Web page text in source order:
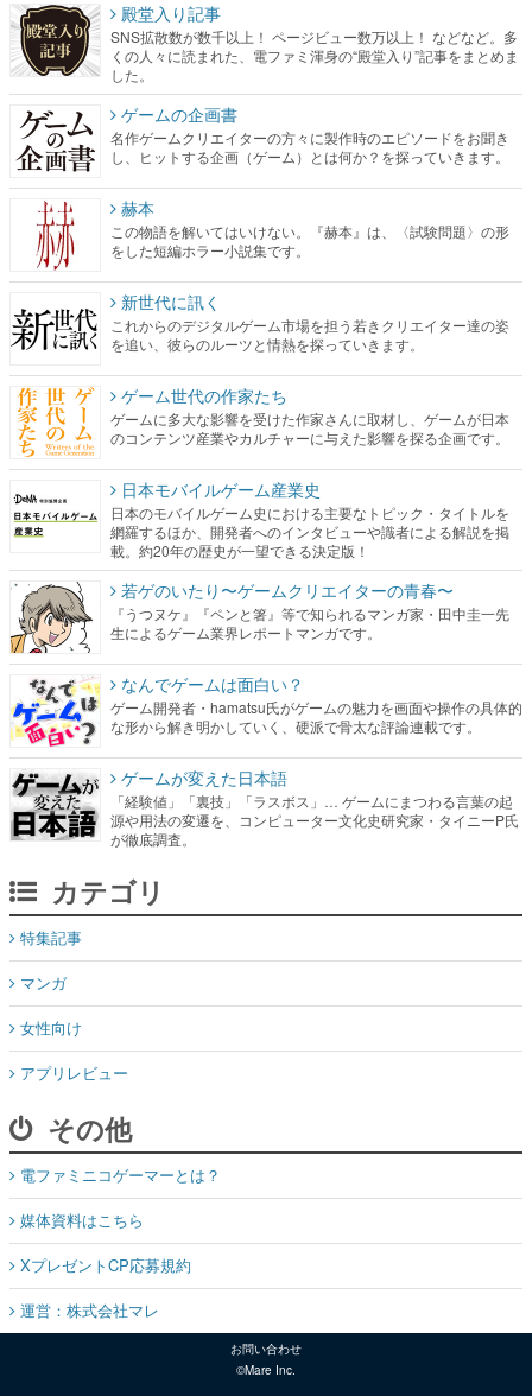
殿堂入り記事
SNS拡散数が数千以上！ ページビュー数万以上！ などなど。多
くの人々に読まれた、電ファミ渾身の“殿堂入り”記事をまとめま
した。
ゲームの企画書
名作ゲームクリエイターの方々に製作時のエピソードをお聞き
し、ヒットする企画（ゲーム）とは何か？を探っていきます。
赫本
この物語を解いてはいけない。『赫本』は、〈試験問題〉の形
をした短編ホラー小説集です。
新世代に訊く
これからのデジタルゲーム市場を担う若きクリエイター達の姿
を追い、彼らのルーツと情熱を探っていきます。
ゲーム世代の作家たち
ゲームに多大な影響を受けた作家さんに取材し、ゲームが日本
のコンテンツ産業やカルチャーに与えた影響を探る企画です。
日本モバイルゲーム産業史
日本のモバイルゲーム史における主要なトピック・タイトルを
網羅するほか、開発者へのインタビューや識者による解説を掲
載。約20年の歴史が一望できる決定版！
若ゲのいたり〜ゲームクリエイターの青春〜
『うつヌケ』『ペンと箸』等で知られるマンガ家・田中圭一先
生によるゲーム業界レポートマンガです。
なんでゲームは面白い？
ゲーム開発者・hamatsu氏がゲームの魅力を画面や操作の具体的
な形から解き明かしていく、硬派で骨太な評論連載です。
ゲームが変えた日本語
「経験値」「裏技」「ラスボス」… ゲームにまつわる言葉の起
源や用法の変遷を、コンピューター文化史研究家・タイニーP氏
が徹底調査。
カテゴリ
特集記事
マンガ
女性向け
アプリレビュー
その他
電ファミニコゲーマーとは？
媒体資料はこちら
XプレゼントCP応募規約
運営：株式会社マレ
お問い合わせ
©Mare Inc.